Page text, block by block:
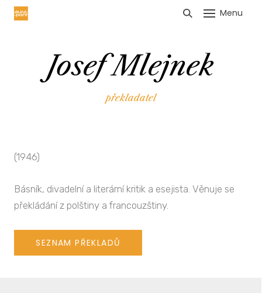
Menu
Josef Mlejnek
překladatel
(1946)
Básník, divadelní a literární kritik a esejista. Věnuje se
překládání z polštiny a francouzštiny.
SEZNAM PŘEKLADŮ